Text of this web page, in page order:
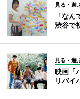
見る・遊
「な
渋谷で
見る・遊
映画「
リバイ